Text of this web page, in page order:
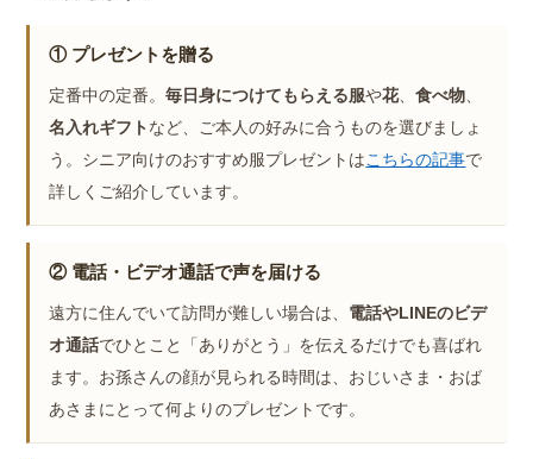
① プレゼントを贈る
定番中の定番。毎日身につけてもらえる服や花、食べ物
名入れギフトなど、ご本人の好みに合うものを選びましょ
う。シニア向けのおすすめ服プレゼントはこちらの記事で
詳しくご紹介しています。
② 電話・ビデオ通話で声を届ける
遠方に住んでいて訪問が難しい場合は、 電話やLINEのビデ
オ通話でひとこと「ありがとう」を伝えるだけでも喜ばれ
ます。お孫さんの顔が見られる時間は、おじいさま・おば
あさまにとって何よりのプレゼントです。